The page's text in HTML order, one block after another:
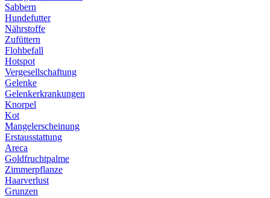
Sabbern
Hundefutter
Nährstoffe
Zufüttern
Flohbefall
Hotspot
Vergesellschaftung
Gelenke
Gelenkerkrankungen
Knorpel
Kot
Mangelerscheinung
Erstausstattung
Areca
Goldfruchtpalme
Zimmerpflanze
Haarverlust
Grunzen